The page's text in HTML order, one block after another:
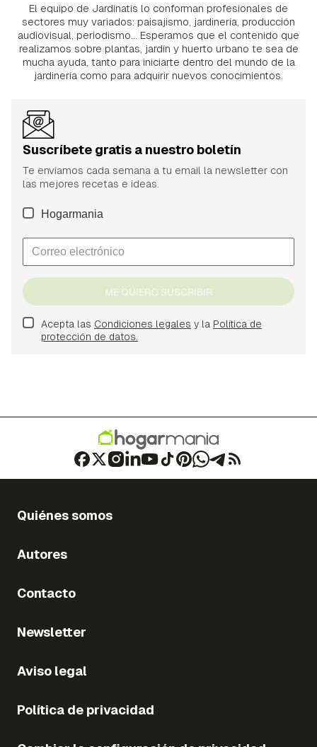
El equipo de Jardinatis lo conforman profesionales de
sectores muy variados: paisajismo, jardinería, producción
audiovisual, periodismo... Esperamos que el contenido que
realizamos sobre plantas, jardín y huerto urbano te sea de
mucha ayuda, tanto para iniciarte dentro del mundo de la
jardinería como para adquirir nuevos conocimientos.
Suscríbete gratis a nuestro boletín
Te enviamos cada semana a tu email la newsletter con
las mejores recetas e ideas.
Hogarmania
ME QUIERO SUSCRIBIR
Acepta las Condiciones legales y la Política de
protección de datos.
Quiénes somos
Autores
Contacto
Newsletter
Aviso legal
Política de privacidad